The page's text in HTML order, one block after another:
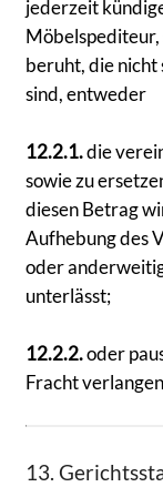
jederzeit
beruht, die nicht
sind, entweder
12.2.1.die
sowie zu
diesen Betrag
Aufhebung des
oder
unterlässt;
12.2.2.oder
Fracht
13.